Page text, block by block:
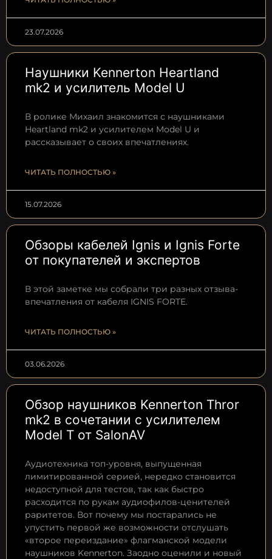
23.07.2026
Наушники Kennerton Heartland
mk2 и усилитель Model U
В ролике Михаил знакомится с наушниками
Heartland mk2 и усилителем Model U и
рассказывает о своих впечатлениях.
ЧИТАТЬ ПОЛНОСТЬЮ »
15.07.2026
Обзоры кабелей Ignis и Ignis Forte
от покупателей и экспертов
В этой заметке мы собрали три разных отзыва-
впечатления от кабеля IGNIS FORTE.
ЧИТАТЬ ПОЛНОСТЬЮ »
03.06.2026
Обзор наушников Kennerton Thror
mk2 в сочетании с усилителем
Model T от SalonAV
Аудиотехника топ-уровня, выпущенная
лимитированной серией, нередко становится
недоступной для тестов, так как быстро
расходится по рукам аудиофилов-ценителей
раритетов. Вот почему мы постарались не
упустить первой же возможности отслушать
«второе переиздание» флагманской модели
наушников Kennerton. Заодно оценили и новый